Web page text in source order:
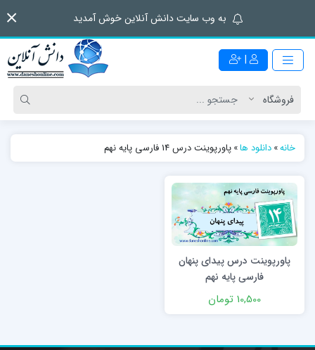
به وب سایت دانش آنلاین خوش آمدید
|
خانه»دانلود ها»پاورپوینت درس 14 فارسی پایه نهم
پاورپوینت درس پیدای پنهان
فارسی پایه نهم
10,500 تومان